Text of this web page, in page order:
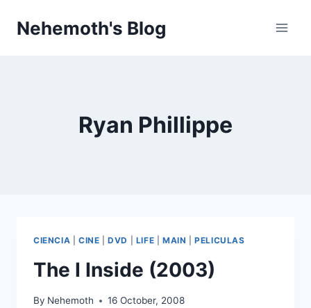
Nehemoth's Blog
Ryan Phillippe
CIENCIA CINE |DVD LIFE MAIN |PELICULAS
The I Inside (2003)
By Nehemoth 16 October, 2008